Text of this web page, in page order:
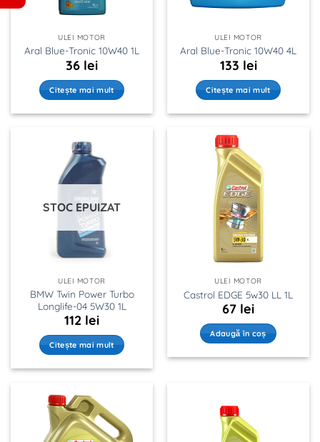
ULEI MOTOR
Aral Blue-Tronic 10W40 1L
36 lei
Citește mai mult
ULEI MOTOR
Aral Blue-Tronic 10W40 4L
133 lei
Citește mai mult
STOC EPUIZAT
ULEI MOTOR
BMW Twin Power Turbo
Longlife-04 5W30 1L
112 lei
Citește mai mult
ULEI MOTOR
Castrol EDGE 5w30 LL 1L
67 lei
Adaugă în coș